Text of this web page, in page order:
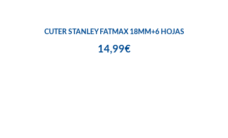
CUTER STANLEY FATMAX 18MM+6 HOJAS
14,99€